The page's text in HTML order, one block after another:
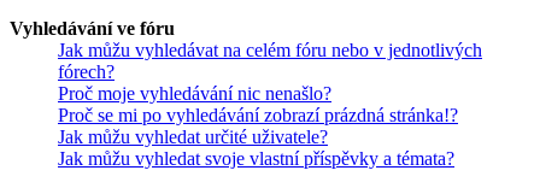
Vyhledávání ve fóru
Jak můžu vyhledávat na celém fóru nebo v jednotlivých
fórech?
Proč moje vyhledávání nic nenašlo?
Proč se mi po vyhledávání zobrazí prázdná stránka!?
Jak můžu vyhledat určité uživatele?
Jak můžu vyhledat svoje vlastní příspěvky a témata?